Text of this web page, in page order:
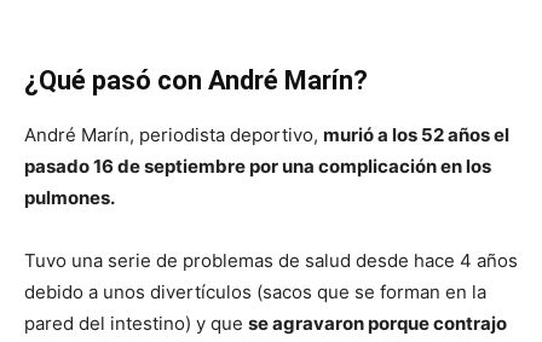
¿Qué pasó con André Marín?
André Marín, periodista deportivo, murió a los 52 años el
pasado 16 de septiembre por una complicación en los
pulmones.
Tuvo una serie de problemas de salud desde hace 4 años
debido a unos divertículos (sacos que se forman en la
pared del intestino) y que se agravaron porque contrajo